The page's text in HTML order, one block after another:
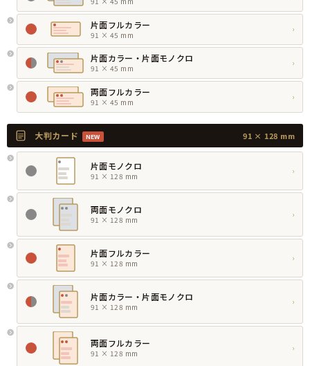
片面フルカラー
91 × 45 mm
›
片面カラー・片面モノクロ
91 × 45 mm
›
両面フルカラー
91 × 45 mm
›
大判カード NEW 91 × 128 mm
片面モノクロ
91 × 128 mm
›
両面モノクロ
91 × 128 mm
›
片面フルカラー
91 × 128 mm
›
片面カラー・片面モノクロ
91 × 128 mm
›
両面フルカラー
91 × 128 mm
›